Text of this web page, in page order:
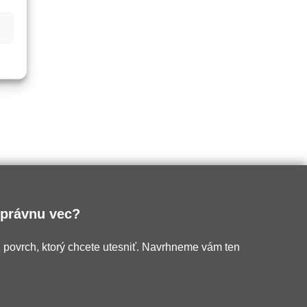
vec?
ktorý chcete utesniť. Navrhneme vám ten